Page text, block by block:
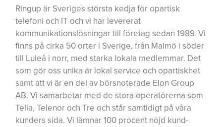
Ringup är Sveriges största kedja för opartisk
telefoni och IT och vi har levererat
kommunikationslösningar till företag sedan 1989. Vi
finns på cirka 50 orter i Sverige, från Malmö i söder
till Luleå i norr, med starka lokala medlemmar. Det
som gör oss unika är lokal service och opartiskhet
samt att vi är en del av börsnoterade Elon Group
AB. Vi samarbetar med de stora operatörerna som
Telia, Telenor och Tre och står samtidigt på våra
kunders sida. Vi lämnar 100 procent nöjd kund-